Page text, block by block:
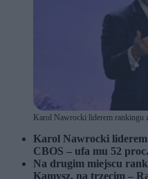
Karol Nawrocki liderem rankingu
Karol Nawrocki
CBOS – ufa mu 52
Na drugim miejscu
Kamysz, na trzecim –